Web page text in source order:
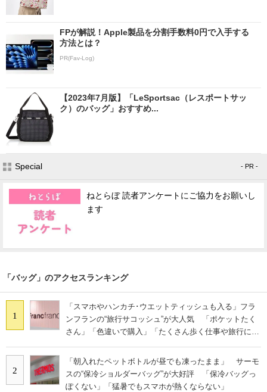
FPが解説！Apple製品を分割手数料0円で入手する
方法とは？
PR(Fav-Log)
【2023年7月版】「LeSportsac（レスポートサッ
ク）のバッグ」おすすめ...
Special - PR -
ねとらぼ 読者アンケートにご協力をお願いし
ます
「バッグ」のアクセスランキング
1
「スマホやハンカチ･ウエットティッシュも入る」フラ
ンフランの“旅行サコッシュ”が大人気 「ポケットたく
さん」「色違いで購入」「たくさん歩く仕事や旅行に便
2
「朝入れたペットボトルが昼でも凍ったまま」 サーモ
スの“保冷ショルダーバッグ”が大好評 「保冷バッグっ
ぽくない」「猛暑でもスマホが熱くならない」